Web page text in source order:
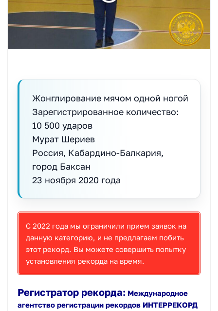
Жонглирование мячом одной ногой
Зарегистрированное количество:
10 500 ударов
Мурат Шериев
Россия, Кабардино-Балкария,
город Баксан
23 ноября 2020 года
С 2022 года мы ограничили прием заявок на
данную категорию, и не предлагаем побить
этот рекорд. Вы можете совершить попытку
установления рекорда на время.
Регистратор рекорда: Международное
агентство регистрации рекордов ИНТЕРРЕКОРД